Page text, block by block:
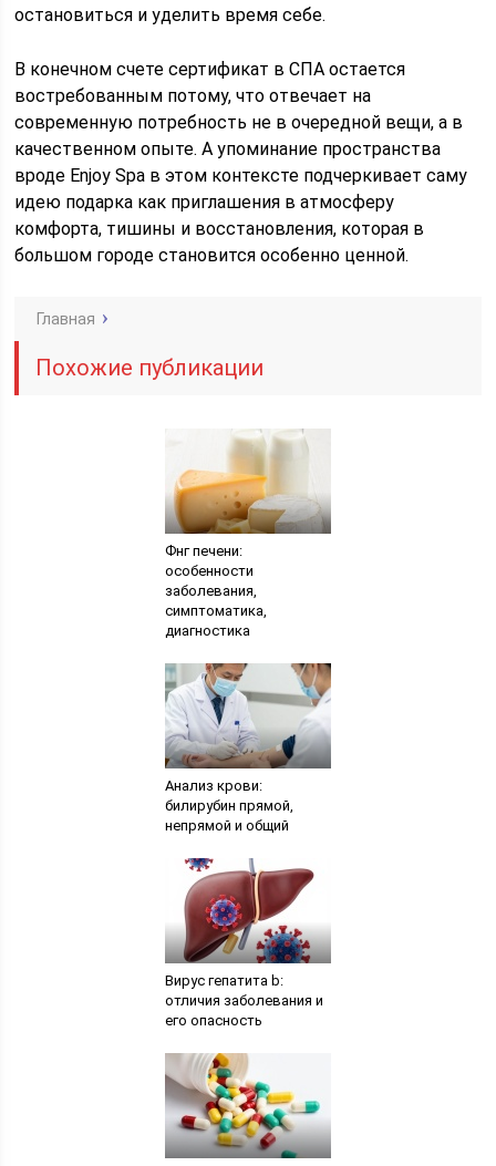
остановиться и уделить время себе.
В конечном счете сертификат в СПА остается
востребованным потому, что отвечает на
современную потребность не в очередной вещи, а в
качественном опыте. А упоминание пространства
вроде Enjoy Spa в этом контексте подчеркивает саму
идею подарка как приглашения в атмосферу
комфорта, тишины и восстановления, которая в
большом городе становится особенно ценной.
Главная
Похожие публикации
Фнг печени:
особенности
заболевания,
симптоматика,
диагностика
Анализ крови:
билирубин прямой,
непрямой и общий
Вирус гепатита b:
отличия заболевания и
его опасность